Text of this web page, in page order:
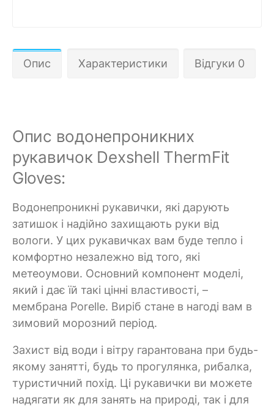
Опис Характеристики Відгуки 0
Опис водонепроникних
рукавичок Dexshell ThermFit
Gloves:
Водонепроникні рукавички, які дарують
затишок і надійно захищають руки від
вологи. У цих рукавичках вам буде тепло і
комфортно незалежно від того, які
метеоумови. Основний компонент моделі,
який і дає їй такі цінні властивості, –
мембрана Porelle. Виріб стане в нагоді вам в
зимовий морозний період.
Захист від води і вітру гарантована при будь-
якому занятті, будь то прогулянка, рибалка,
туристичний похід. Ці рукавички ви можете
надягати як для занять на природі, так і для